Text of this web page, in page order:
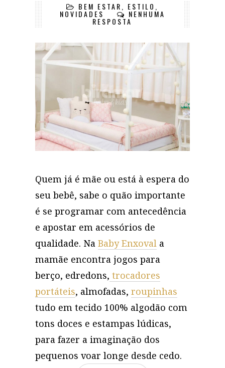
BEM ESTAR ESTILO
NOVIDADES NENHUMA
RESPOSTA
Quem já é mãe ou está à espera do
seu bebê, sabe o quão importante
é se programar com antecedência
e apostar em acessórios de
qualidade. Na Baby Enxoval a
mamãe encontra jogos para
berço, edredons, trocadores
portáteis, almofadas, roupinhas
tudo em tecido 100% algodão com
tons doces e estampas lúdicas,
para fazer a imaginação dos
pequenos voar longe desde cedo.